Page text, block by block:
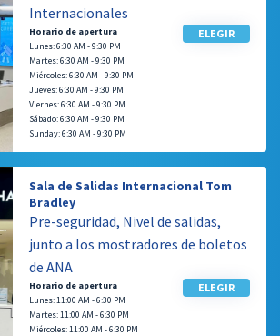
Internacionales
ELEGIR
Horario de apertura
Lunes: 6:30 AM - 9:30 PM
Martes: 6:30 AM - 9:30 PM
Miércoles: 6:30 AM - 9:30 PM
Jueves: 6:30 AM - 9:30 PM
Viernes: 6:30 AM - 9:30 PM
Sábado: 6:30 AM - 9:30 PM
Sunday: 6:30 AM - 9:30 PM
Sala de Salidas Internacional Tom
Bradley
Pre-seguridad, Nivel de salidas,
junto a los mostradores de boletos
de ANA
ELEGIR
Horario de apertura
Lunes: 11:00 AM - 6:30 PM
Martes: 11:00 AM - 6:30 PM
Miércoles: 11:00 AM - 6:30 PM